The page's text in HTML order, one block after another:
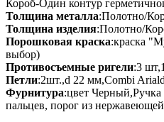
Короб-Один контур
Толщина металла:Полотно/
Толщина изделия:Полотно/
Порошковая краска:краска
выбор)
Противосъемные ригели:3
Петли:2шт.,d 22 мм,Combi
Фурнитура:цвет Черный,Ручка
пальцев, порог из нержавеющей